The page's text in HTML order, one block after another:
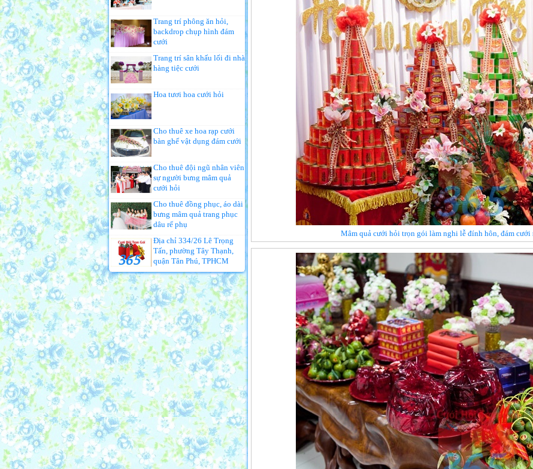
Trang trí phông ăn hỏi,
backdrop chụp hình đám
cưới
Trang trí sân khấu lối đi nhà
hàng tiệc cưới
Hoa tươi hoa cưới hỏi
Cho thuê xe hoa rạp cưới
bàn ghế vật dụng đám cưới
Cho thuê đội ngũ nhân viên
sự người bưng mâm quả
cưới hỏi
Cho thuê đồng phục, áo dài
bưng mâm quả trang phục
dâu rể phụ
Địa chỉ 334/26 Lê Trọng
Tấn, phường Tây Thạnh,
quận Tân Phú, TPHCM
Mâm quả cưới hỏi trọn gói làm nghi lễ đính hôn, đám cưới